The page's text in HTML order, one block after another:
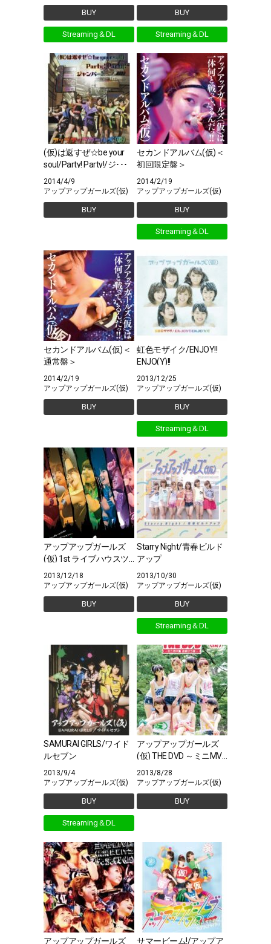
BUY
Streaming＆DL
BUY
Streaming＆DL
(仮)は返すぜ☆be your
soul/Party! Party!/ジ･･･
2014/4/9
アップアップガールズ(仮)
BUY
セカンドアルバム(仮)＜
初回限定盤＞
2014/2/19
アップアップガールズ(仮)
BUY
Streaming＆DL
セカンドアルバム(仮)＜
通常盤＞
2014/2/19
アップアップガールズ(仮)
BUY
虹色モザイク/ENJOY!!
ENJO(Y)!!
2013/12/25
アップアップガールズ(仮)
BUY
Streaming＆DL
アップアップガールズ
(仮) 1st ライブハウスツ
アー アプガ第二章(仮･･･
2013/12/18
アップアップガールズ(仮)
BUY
Starry Night/青春ビルド
アップ
2013/10/30
アップアップガールズ(仮)
BUY
Streaming＆DL
SAMURAI GIRLS/ワイド
ルセブン
2013/9/4
アップアップガールズ(仮)
BUY
Streaming＆DL
アップアップガールズ
(仮) THE DVD ～ミニMV
集 おまけつき～
2013/8/28
アップアップガールズ(仮)
BUY
アップアップガールズ
サマービーム!/アップア